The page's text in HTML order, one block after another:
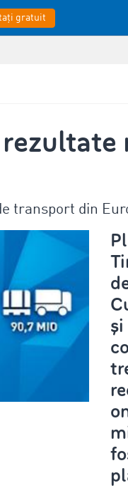
gratuit
transport din